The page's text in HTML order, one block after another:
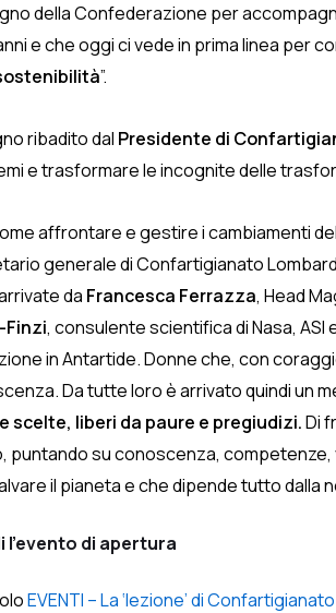
della Confederazione per
e che oggi ci vede in prima linea per
”.
ribadito dal Presidente di
e trasformare le incognite delle
affrontare e gestire i cambiamenti
generale di Confartigianato
da Francesca Ferrazza, Head
Finzi, consulente scientifica di Nasa, ASI
in Antartide. Donne che, con
Da tutte loro è arrivato quindi un
scelte, liberi da paure e pregiudizi.Di
puntando su conoscenza, competenze,
il pianeta e che dipende tutto
l’evento di apertura
EVENTI – La ‘lezione’ di